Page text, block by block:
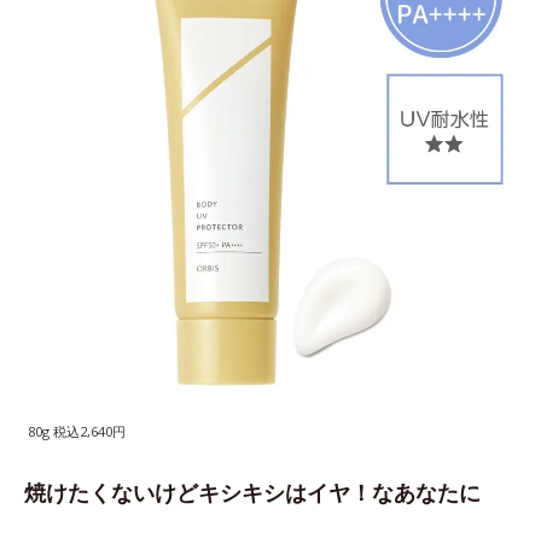
80g 税込2,640円
焼けたくないけどキシキシはイヤ！なあなたに